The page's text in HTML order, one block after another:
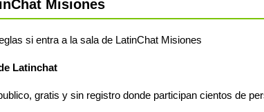
Misiones
si entra a la sala de LatinChat Misiones
Latinchat
gratis y sin registro donde participan cientos de